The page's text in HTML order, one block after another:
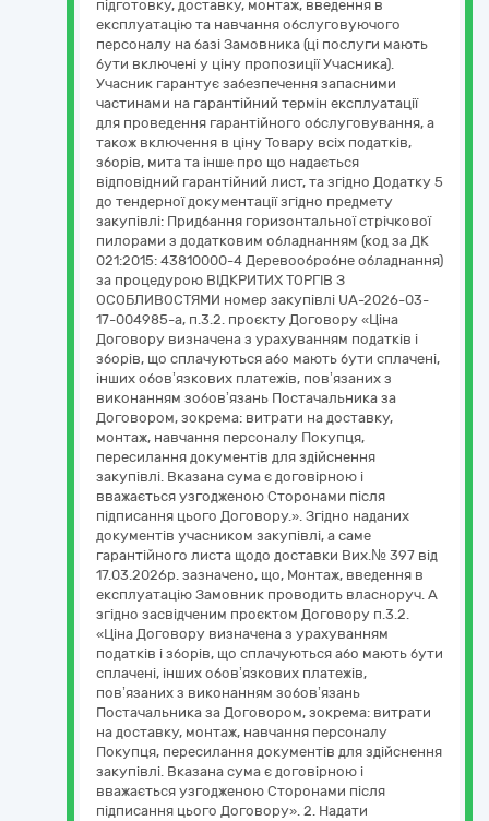
підготовку, доставку, монтаж, введення в
експлуатацію та навчання обслуговуючого
персоналу на базі Замовника (ці послуги мають
бути включені у ціну пропозиції Учасника).
Учасник гарантує забезпечення запасними
частинами на гарантійний термін експлуатації
для проведення гарантійного обслуговування, а
також включення в ціну Товару всіх податків,
зборів, мита та інше про що надається
відповідний гарантійний лист, та згідно Додатку 5
до тендерної документації згідно предмету
закупівлі: Придбання горизонтальної стрічкової
пилорами з додатковим обладнанням (код за ДК
021:2015: 43810000-4 Деревообробне обладнання)
за процедурою ВІДКРИТИХ ТОРГІВ З
ОСОБЛИВОСТЯМИ номер закупівлі UA-2026-03-
17-004985-a, п.3.2. проєкту Договору «Ціна
Договору визначена з урахуванням податків і
зборів, що сплачуються або мають бути сплачені,
інших обов’язкових платежів, пов’язаних з
виконанням зобов’язань Постачальника за
Договором, зокрема: витрати на доставку,
монтаж, навчання персоналу Покупця,
пересилання документів для здійснення
закупівлі. Вказана сума є договірною і
вважається узгодженою Сторонами після
підписання цього Договору.». Згідно наданих
документів учасником закупівлі, а саме
гарантійного листа щодо доставки Вих.№ 397 від
17.03.2026р. зазначено, що, Монтаж, введення в
експлуатацію Замовник проводить власноруч. А
згідно засвідченим проєктом Договору п.3.2.
«Ціна Договору визначена з урахуванням
податків і зборів, що сплачуються або мають бути
сплачені, інших обов’язкових платежів,
пов’язаних з виконанням зобов’язань
Постачальника за Договором, зокрема: витрати
на доставку, монтаж, навчання персоналу
Покупця, пересилання документів для здійснення
закупівлі. Вказана сума є договірною і
вважається узгодженою Сторонами після
підписання цього Договору». 2. Надати